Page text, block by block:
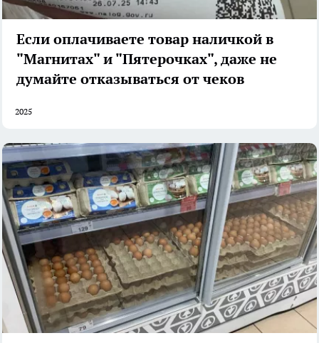
Если оплачиваете товар наличкой в
"Магнитах" и "Пятерочках", даже не
думайте отказываться от чеков
2025